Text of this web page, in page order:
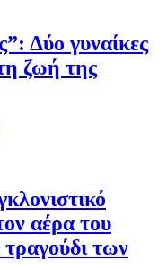
Δύο γυναίκες
ζωή της
αέρα του
των